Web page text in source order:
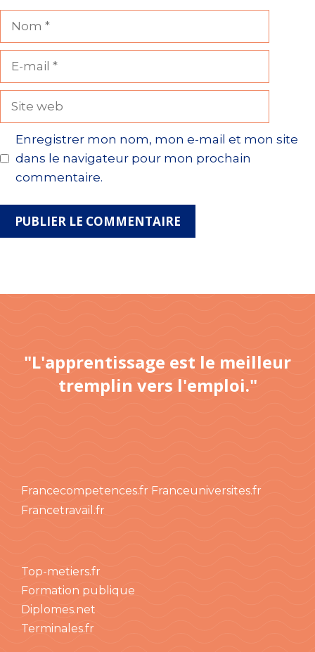
Site
Enregistrer mon nom, mon e-mail et mon site
dans le navigateur pour mon prochain
commentaire.
"L'apprentissage est le meilleur
tremplin vers l'emploi."
Francecompetences.fr Franceuniversites.fr
Francetravail.fr
Top-metiers.fr
Formation publique
Diplomes.net
Terminales.fr